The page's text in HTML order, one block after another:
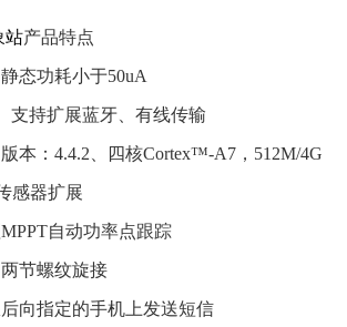
站产品特点
态功耗小于50uA
支持扩展蓝牙、有线传输
本：4.4.2、四核Cortex™-A7，512M/4G
感器扩展
自动功率点跟踪
节螺纹旋接
向指定的手机上发送短信